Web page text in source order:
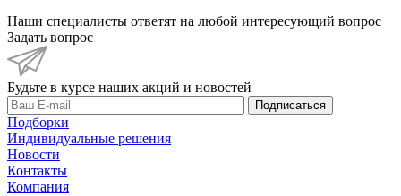
Наши специалисты ответят на любой интересующий вопрос
Задать вопрос
Будьте в курсе наших акций и новостей
Подписаться
Подборки
Индивидуальные решения
Новости
Контакты
Компания